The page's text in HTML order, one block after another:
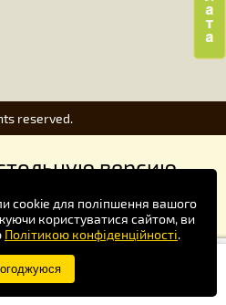
reserved.
cookie для поліпшення вашого
користуватися сайтом, ви
Політикою конфіденційності.
версию
додатку!